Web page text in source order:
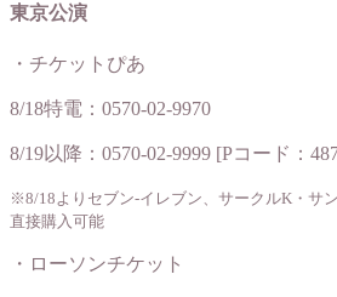
東京公演
・チケットぴあ
8/18特電：0570-02-9970
8/19以降：0570-02-9999 [Pコード：
※8/18よりセブン-イレブン、サークルK・サ
直接購入可能
・ローソンチケット